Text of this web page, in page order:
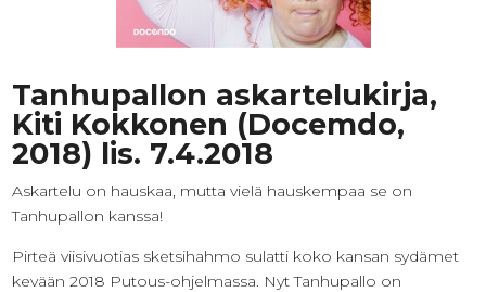
Tanhupallon askartelukirja,
Kiti Kokkonen (Docemdo,
2018) lis. 7.4.2018
Askartelu on hauskaa, mutta vielä hauskempaa se on
Tanhupallon kanssa!
Pirteä viisivuotias sketsihahmo sulatti koko kansan sydämet
kevään 2018 Putous-ohjelmassa. Nyt Tanhupallo on